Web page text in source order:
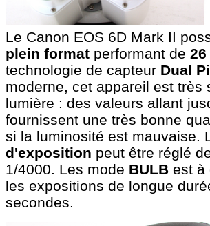
Le Canon EOS 6D Mark II
plein format performant de 26
technologie de capteur Dual
moderne, cet appareil est très
lumière : des valeurs allant
fournissent une très bonne
si la luminosité est mauvaise.
d'exposition peut être réglé
1/4000. Les mode BULB est à
les expositions de longue
secondes.